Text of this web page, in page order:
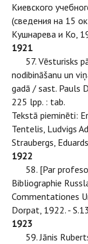
Киевского
(сведения на 15
Кушнарева и Ко,
1921
57. Vēsturisks
nodibināšanu un
gadā / sast. Pauls
225 lpp. : tab.
Tekstā pieminēti:
Tentelis, Ludvigs
Straubergs,
1922
58. [Par
Bibliographie
Commentationes
Dorpat, 1922. -
1923
59. Jānis